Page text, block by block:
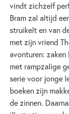
vindt zichzelf
Bram zal altijd
struikelt en van
met zijn vriend
avonturen:
met rampzalige
serie voor jonge
boeken zijn
de zinnen.